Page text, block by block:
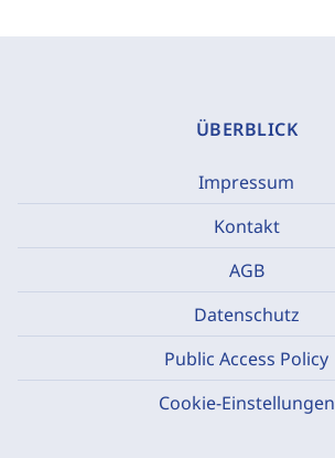
ÜBERBLICK
Impressum
Kontakt
AGB
Datenschutz
Public Access Policy
Cookie-Einstellungen